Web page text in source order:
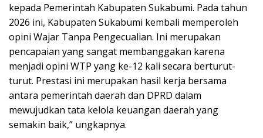
kepada Pemerintah Kabupaten Sukabumi. Pada tahun
2026 ini, Kabupaten Sukabumi kembali memperoleh
opini Wajar Tanpa Pengecualian. Ini merupakan
pencapaian yang sangat membanggakan karena
menjadi opini WTP yang ke-12 kali secara berturut-
turut. Prestasi ini merupakan hasil kerja bersama
antara pemerintah daerah dan DPRD dalam
mewujudkan tata kelola keuangan daerah yang
semakin baik,” ungkapnya.